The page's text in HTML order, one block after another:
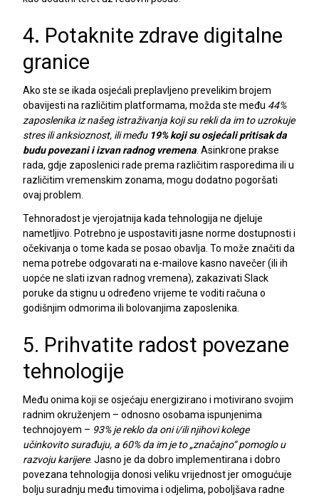
4. Potaknite zdrave digitalne
granice
Ako ste se ikada osjećali preplavljeno prevelikim brojem
obavijesti na različitim platformama, možda ste među 44%
zaposlenika iz našeg istraživanja koji su rekli da im to uzrokuje
stres ili anksioznost, ili među 19% koji su osjećali pritisak da
budu povezani i izvan radnog vremena. Asinkrone prakse
rada, gdje zaposlenici rade prema različitim rasporedima ili u
različitim vremenskim zonama, mogu dodatno pogoršati
ovaj problem.
Tehnoradost je vjerojatnija kada tehnologija ne djeluje
nametljivo. Potrebno je uspostaviti jasne norme dostupnosti i
očekivanja o tome kada se posao obavlja. To može značiti da
nema potrebe odgovarati na e-mailove kasno navečer (ili ih
uopće ne slati izvan radnog vremena), zakazivati Slack
poruke da stignu u određeno vrijeme te voditi računa o
godišnjim odmorima ili bolovanjima zaposlenika.
5. Prihvatite radost povezane
tehnologije
Među onima koji se osjećaju energizirano i motivirano svojim
radnim okruženjem – odnosno osobama ispunjenima
technojoyem – 93% je reklo da oni i/ili njihovi kolege
učinkovito surađuju, a 60% da im je to „značajno“ pomoglo u
razvoju karijere. Jasno je da dobro implementirana i dobro
povezana tehnologija donosi veliku vrijednost jer omogućuje
bolju suradnju među timovima i odjelima, poboljšava radne